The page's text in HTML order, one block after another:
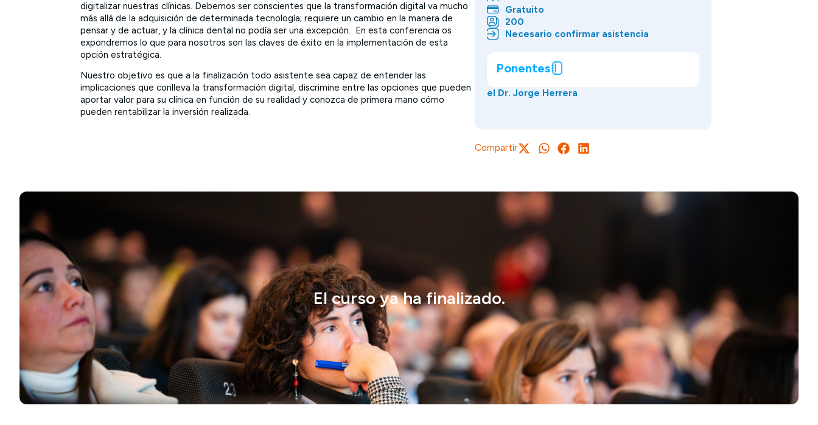
digitalizar nuestras clínicas. Debemos ser conscientes que la transformación digital va mucho
más allá de la adquisición de determinada tecnología; requiere un cambio en la manera de
pensar y de actuar, y la clínica dental no podía ser una excepción. En esta conferencia os
expondremos lo que para nosotros son las claves de éxito en la implementación de esta
opción estratégica.
Nuestro objetivo es que a la finalización todo asistente sea capaz de entender las
implicaciones que conlleva la transformación digital, discrimine entre las opciones que pueden
aportar valor para su clínica en función de su realidad y conozca de primera mano cómo
pueden rentabilizar la inversión realizada.
Gratuito
200
Necesario confirmar asistencia
Ponentes
el Dr. Jorge Herrera
Compartir
El curso ya ha finalizado.